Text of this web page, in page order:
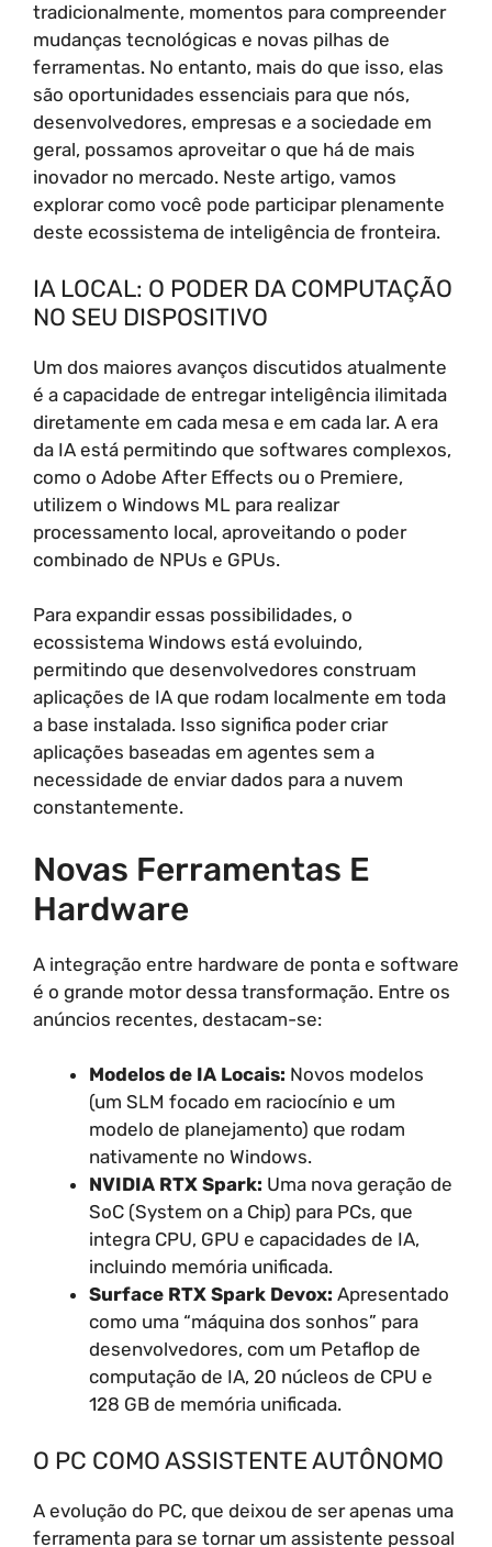
tradicionalmente, momentos para compreender
mudanças tecnológicas e novas pilhas de
ferramentas. No entanto, mais do que isso, elas
são oportunidades essenciais para que nós,
desenvolvedores, empresas e a sociedade em
geral, possamos aproveitar o que há de mais
inovador no mercado. Neste artigo, vamos
explorar como você pode participar plenamente
deste ecossistema de inteligência de fronteira.
IA LOCAL: O PODER DA COMPUTAÇÃO
NO SEU DISPOSITIVO
Um dos maiores avanços discutidos atualmente
é a capacidade de entregar inteligência ilimitada
diretamente em cada mesa e em cada lar. A era
da IA está permitindo que softwares complexos,
como o Adobe After Effects ou o Premiere,
utilizem o Windows ML para realizar
processamento local, aproveitando o poder
combinado de NPUs e GPUs.
Para expandir essas possibilidades, o
ecossistema Windows está evoluindo,
permitindo que desenvolvedores construam
aplicações de IA que rodam localmente em toda
a base instalada. Isso significa poder criar
aplicações baseadas em agentes sem a
necessidade de enviar dados para a nuvem
constantemente.
Novas Ferramentas E
Hardware
A integração entre hardware de ponta e software
é o grande motor dessa transformação. Entre os
anúncios recentes, destacam-se:
Modelos de IA Locais: Novos modelos
(um SLM focado em raciocínio e um
modelo de planejamento) que rodam
nativamente no Windows.
NVIDIA RTX Spark: Uma nova geração de
SoC (System on a Chip) para PCs, que
integra CPU, GPU e capacidades de IA,
incluindo memória unificada.
Surface RTX Spark Devox: Apresentado
como uma “máquina dos sonhos” para
desenvolvedores, com um Petaflop de
computação de IA, 20 núcleos de CPU e
128 GB de memória unificada.
O PC COMO ASSISTENTE AUTÔNOMO
A evolução do PC, que deixou de ser apenas uma
ferramenta para se tornar um assistente pessoal